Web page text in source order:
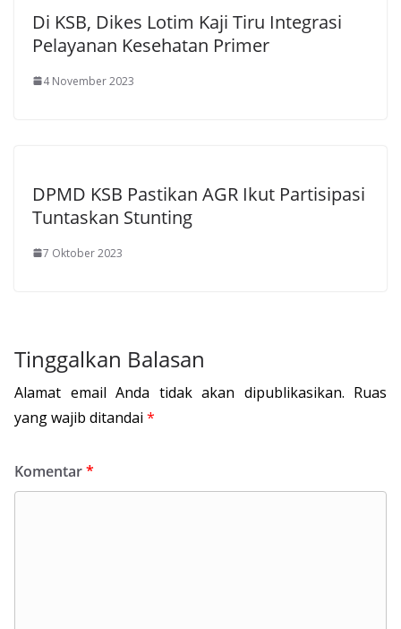
Di KSB, Dikes Lotim Kaji Tiru Integrasi
Pelayanan Kesehatan Primer
4 November 2023
DPMD KSB Pastikan AGR Ikut Partisipasi
Tuntaskan Stunting
7 Oktober 2023
Tinggalkan Balasan
Alamat email Anda tidak akan dipublikasikan. Ruas
yang wajib ditandai *
Komentar*